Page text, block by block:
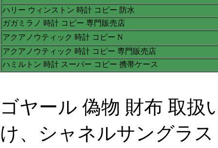
ハリー ウィンストン 時計 コピー 防水
ガガミラノ 時計 コピー 専門販売店
アクアノウティック 時計 コピー N
アクアノウティック 時計 コピー 専門販売店
ハミルトン 時計 スーパー コピー 携帯ケース
ゴヤール 偽物 財布 取扱
け、シャネルサングラ